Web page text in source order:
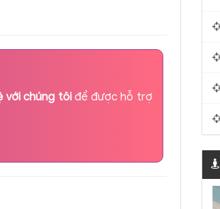
với chúng tôiđể được hỗ trợ